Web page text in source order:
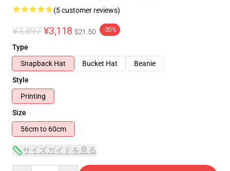
(5 customer reviews)
¥3,897 ¥3,118 $21.50 -20%
Type
Snapback Hat
Bucket Hat
Beanie
Style
Printing
Size
56cm to 60cm
サイズガイドを見る